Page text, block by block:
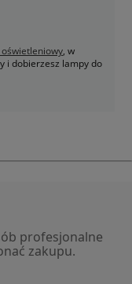
, w
i dobierzesz lampy do
profesjonalne
zakupu.